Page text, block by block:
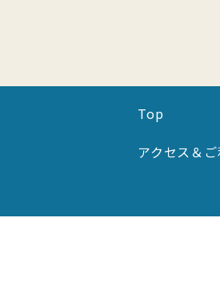
Top
アクセス＆